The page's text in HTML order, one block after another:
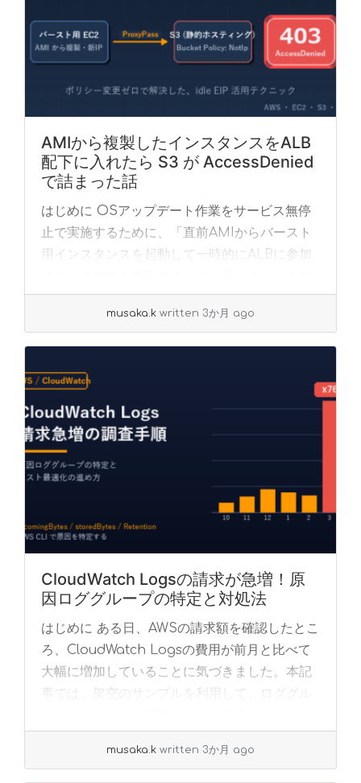
AMIから複製したインスタンスをALB
配下に入れたら S3 が AccessDenied
で詰まった話
はじめに OSアップデート作業をサービス無停
止で実施するために、「直前AMIからバースト
用インスタンスを起動して一時的にALBに参加
用しました。 事前検証も済ませ、当日もそのま
read more
musaka.k written 3か月 ago
CloudWatch Logsの請求が急増！原
因ロググループの特定と対処法
はじめに ある日、AWSの請求額を確認したとこ
ろ、CloudWatch Logsの費用が前月と比べて
大幅に増加していることに気づきました。本記
事では、架空のサンプルを利用して、ロググル
musaka.k written 3か月 ago